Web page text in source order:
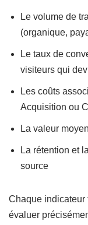
Le volume de
(organique,
Le taux de
visiteurs qui
Les coûts
Acquisition ou
La valeur
La rétention et
source
Chaque indicateur
évaluer